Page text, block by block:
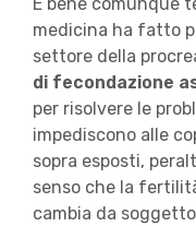
medicina ha fatto
settore della
di fecondazione
per risolvere le
impediscono alle
sopra esposti,
senso che la
cambia da